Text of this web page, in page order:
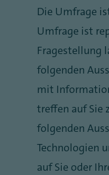
Die Umfrage
Umfrage ist
Fragestellung
folgenden
mit
treffen auf Sie
folgenden
Technologien
auf Sie oder